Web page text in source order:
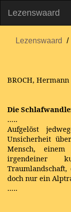
Lezenswaard
Lezenswaard
BROCH, Hermann
Die
…..
Aufgelöst
Unsicherheit
Mensch,
irgendeiner
doch nur ein
…..